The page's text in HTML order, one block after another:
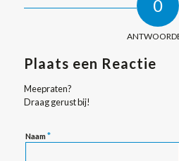
0
Plaats een Reactie
Meepraten?
Draag gerust bij!
Naam*